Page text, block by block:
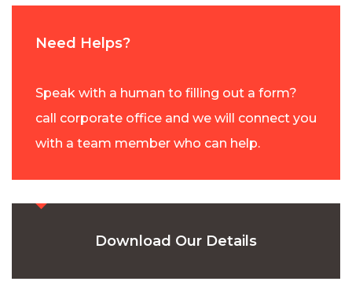
Need Helps?
Speak with a human to filling out a form?
call corporate office and we will connect you
with a team member who can help.
Download Our Details